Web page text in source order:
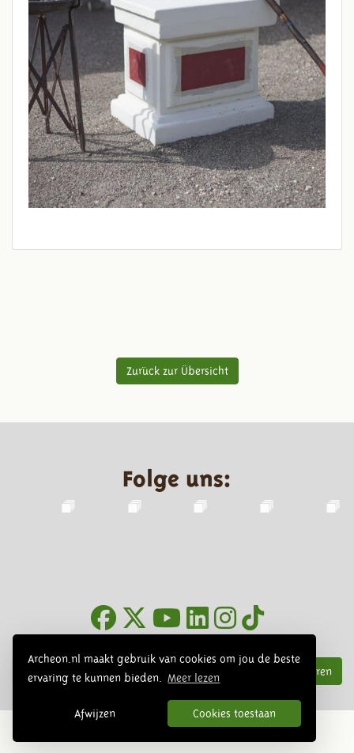
Archeon.nl maakt gebruik van cookies om jou de beste
ervaring te kunnen bieden.
Meer lezen
Afwijzen Cookies toestaan
Zurück zur Übersicht
Folge uns:
Abonnieren